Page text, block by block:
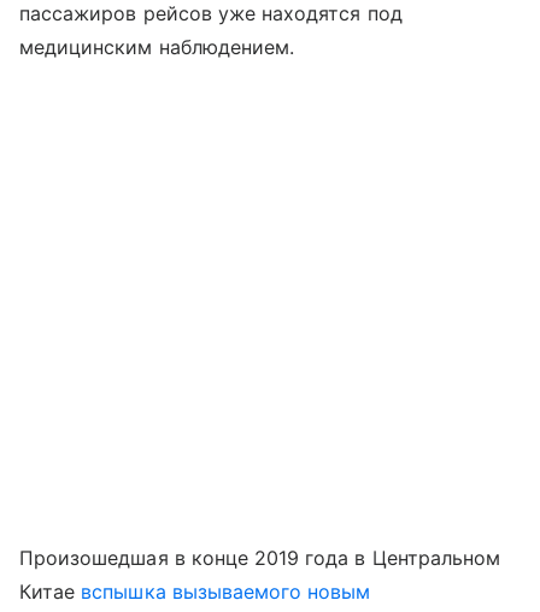
пассажиров рейсов уже находятся под
медицинским наблюдением.
Произошедшая в конце 2019 года в Центральном
Китае вспышка вызываемого новым